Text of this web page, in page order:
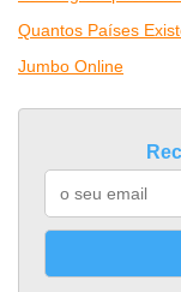
Quantos Países
Jumbo Online